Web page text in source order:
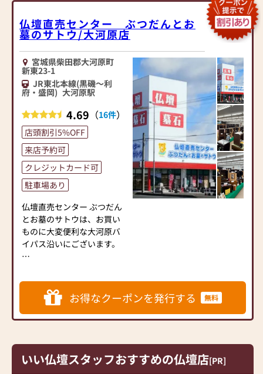
仏壇直売センター ぶつだんとお
墓のサトウ/大河原店
宮城県柴田郡大河原町
新東23-1
JR東北本線(黒磯～利
府・盛岡) 大河原駅
4.69 （16件）
店頭割引5%OFF
来店予約可
クレジットカード可
駐車場あり
仏壇直売センター ぶつだん
とお墓のサトウは、お買い
ものに大変便利な大河原バ
イパス沿いにございます。
│＊│ 仏壇展示数【１０
０基 】超！
└─┼────────────────────────
伝統的なものからモダンな
展示しており、“地域最安
値”でご提供しております。
絵画のように壁に掛けられ
お得なクーポンを発行する 無料
いい仏壇スタッフおすすめの仏壇店[PR]